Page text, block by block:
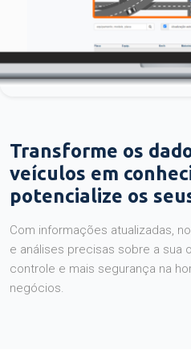
Transforme os
veículos em
potencialize os
Com informações atualizadas,
e análises precisas sobre a sua
controle e mais segurança na
negócios.